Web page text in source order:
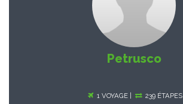
Petrusco
1 VOYAGE | 239 ÉTAPES